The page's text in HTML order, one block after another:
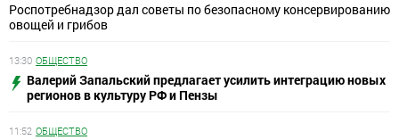
Роспотребнадзор дал советы по безопасному консервированию
овощей и грибов
13:30 ОБЩЕСТВО
Валерий Запальский предлагает усилить интеграцию новых
регионов в культуру РФ и Пензы
11:52 ОБЩЕСТВО